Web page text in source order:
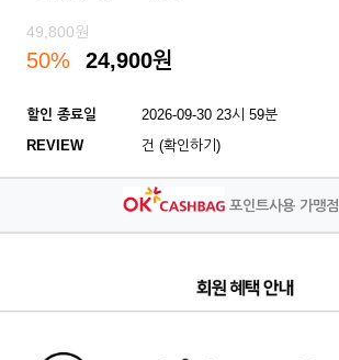
49,800원
50% 24,900원
할인 종료일
2026-09-30 23시 59분
REVIEW
건 (확인하기)
포인트사용 가맹점